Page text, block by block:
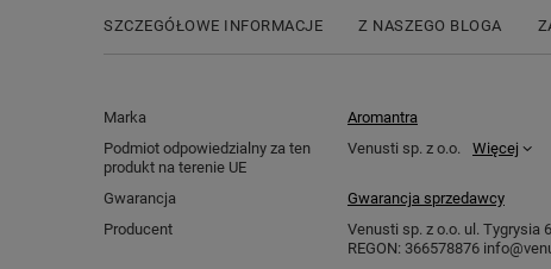
SZCZEGÓŁOWE INFORMACJE Z NASZEGO BLOGA
Marka
Aromantra
Podmiot odpowiedzialny za ten
produkt na terenie UE
Venusti sp. z o.o. Więcej
Gwarancja
Gwarancja sprzedawcy
Producent
Venusti sp. z o.o. ul. Tygrysia
REGON: 366578876